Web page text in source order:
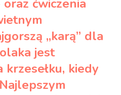
ćwiczenia
„karą” dla
jest
kiedy